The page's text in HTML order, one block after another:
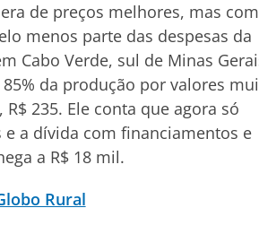
de preços melhores, mas
menos parte das despesas da
Cabo Verde, sul de Minas
da produção por valores
235. Ele conta que agora só
e a dívida com financiamentos e
a R$ 18 mil.
Rural